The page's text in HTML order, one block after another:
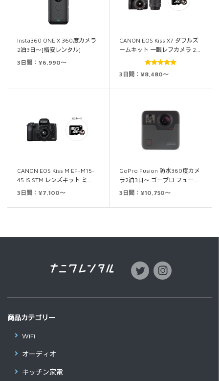
Insta360 ONE X 360度カメラ
2泊3日～[格安レンタル]
3日間：¥6,990～
CANON EOS Kiss X7 ダブルズ
ームキット 一眼レフカメラ 2…
3日間：¥8,480～
CANON EOS Kiss M EF-M15-
45 IS STM レンズキット ミ…
3日間：¥7,100～
GoPro Fusion 防水360度カメ
ラ2泊3日～ ゴープロ フュー…
3日間：¥10,750～
商品カテゴリー
WiFi
オーディオ
キッチン家電